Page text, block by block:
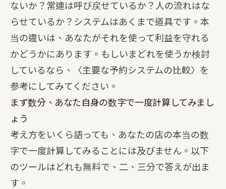
ないか？常連は呼び戻せているか？人の流れはな
らせているか？システムはあくまで道具です。本
当の違いは、あなたがそれを使って利益を守れる
かどうかにあります。もしいまどれを使うか検討
しているなら、〈主要な予約システムの比較〉を
参考にしてみてください。
まず数分、あなた自身の数字で一度計算してみまし
ょう
考え方をいくら語っても、あなたの店の本当の数
字で一度計算してみることには及びません。以下
のツールはどれも無料で、二、三分で答えが出ま
す。